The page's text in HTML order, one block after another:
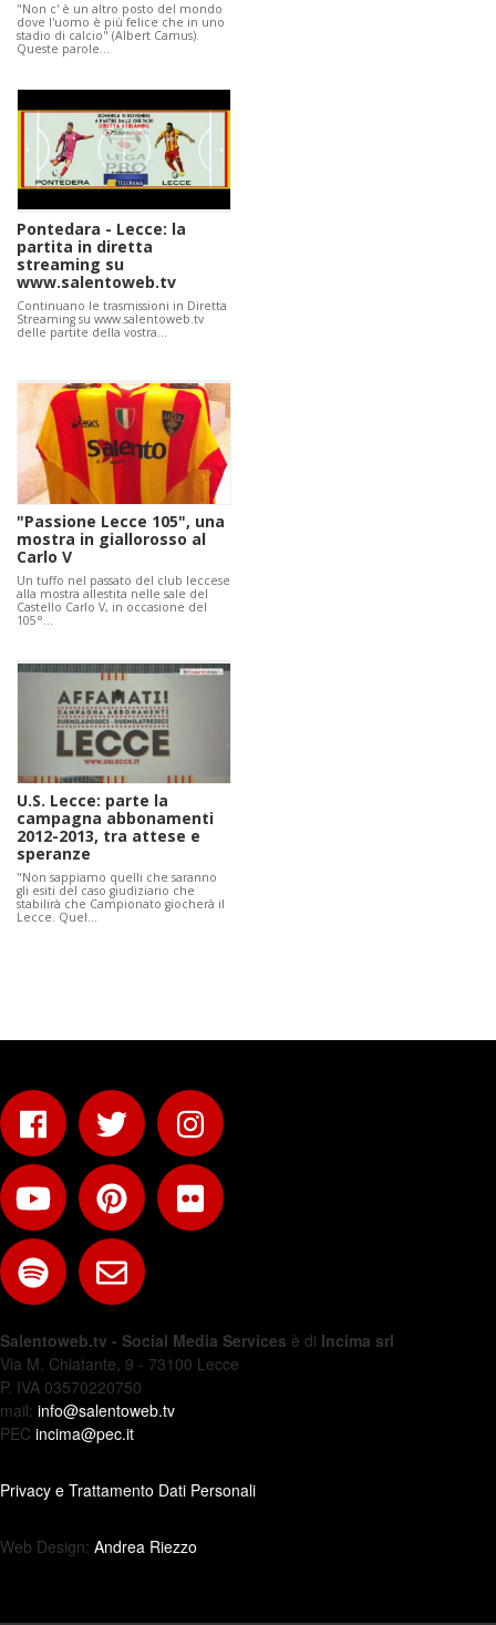
"Non c' è un altro posto del mondo
dove l'uomo è più felice che in uno
stadio di calcio" (Albert Camus).
Queste parole…
Pontedara - Lecce: la
partita in diretta
streaming su
www.salentoweb.tv
Continuano le trasmissioni in Diretta
Streaming su www.salentoweb.tv
delle partite della vostra…
"Passione Lecce 105", una
mostra in giallorosso al
Carlo V
Un tuffo nel passato del club leccese
alla mostra allestita nelle sale del
Castello Carlo V, in occasione del
105°…
U.S. Lecce: parte la
campagna abbonamenti
2012-2013, tra attese e
speranze
"Non sappiamo quelli che saranno
gli esiti del caso giudiziario che
stabilirà che Campionato giocherà il
Lecce. Quel…
Salentoweb.tv - Social Media Services è di Incima srl
Via M. Chiatante, 9 - 73100 Lecce
P. IVA 03570220750
mail: info@salentoweb.tv
PEC incima@pec.it
Privacy e Trattamento Dati Personali
Web Design: Andrea Riezzo